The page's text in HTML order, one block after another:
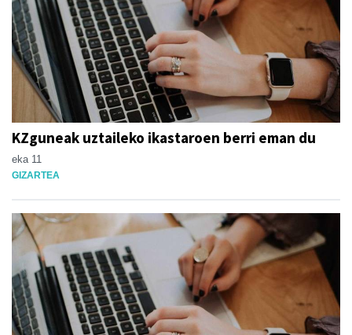
KZguneak uztaileko ikastaroen berri eman du
eka 11
GIZARTEA